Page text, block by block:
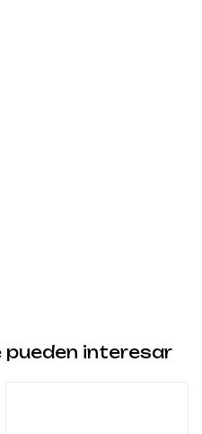
interesar